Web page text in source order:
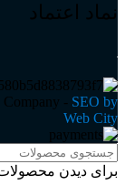
نماد اعتماد
Company - SEO by
Web City
برای دیدن